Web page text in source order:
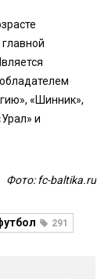
«Шинник»,
и
Фото: fc-baltika.ru
291